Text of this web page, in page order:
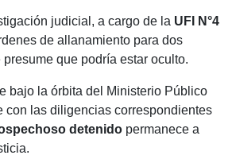
judicial, a cargo de la UFI N°4
de allanamiento para dos
que podría estar oculto.
bajo la órbita del Ministerio Público
con las diligencias correspondientes
detenido permanece a